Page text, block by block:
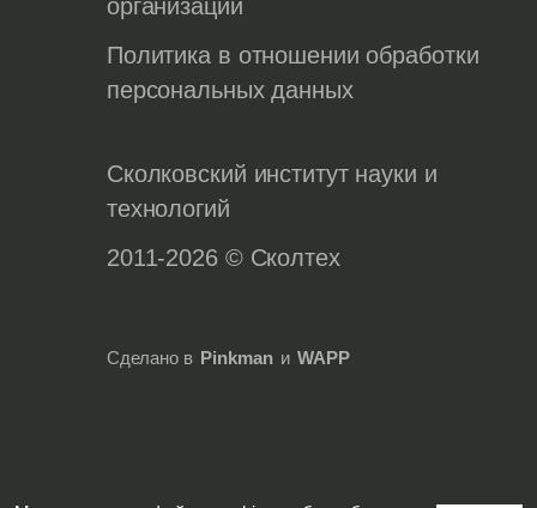
организации
Политика в отношении обработки
персональных данных
Сколковский институт науки и
технологий
2011-2026 © Сколтех
Сделано в Pinkman и WAPP